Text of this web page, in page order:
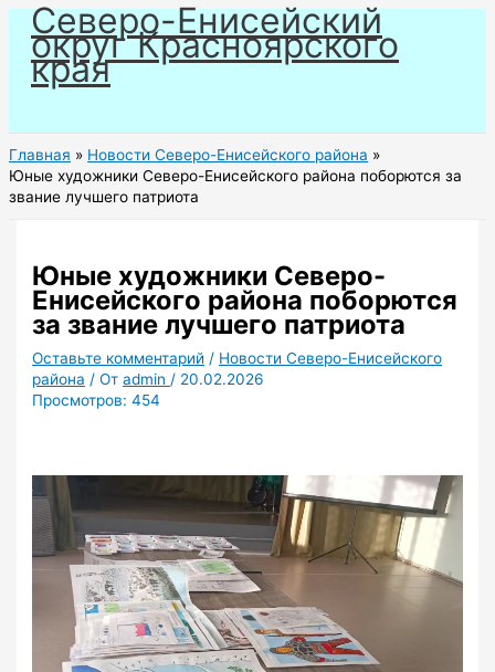
Перейти
содержимому
Северо-Енисейский
округ Красноярского
края
Главная
Новости Северо-Енисейского района
Юные художники Северо-Енисейского района поборются за
звание лучшего патриота
Юные художники Северо-
Енисейского района поборются
за звание лучшего патриота
Оставьте комментарий / Новости Северо-Енисейского
района / Отadmin / 20.02.2026
Просмотров: 454